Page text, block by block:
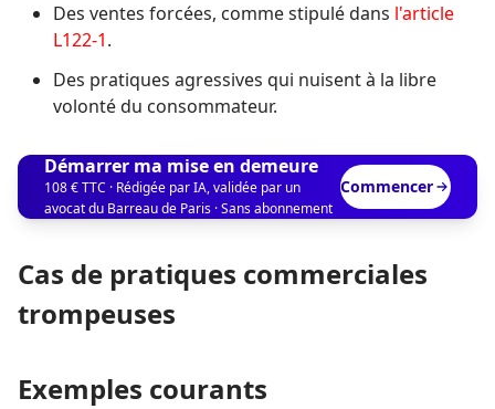
Des ventes forcées, comme stipulé dans l'article
L122-1.
Des pratiques agressives qui nuisent à la libre
volonté du consommateur.
Démarrer ma mise en demeure
108 € TTC · Rédigée par IA, validée par un
avocat du Barreau de Paris · Sans abonnement
Commencer
Cas de pratiques commerciales
trompeuses
Exemples courants